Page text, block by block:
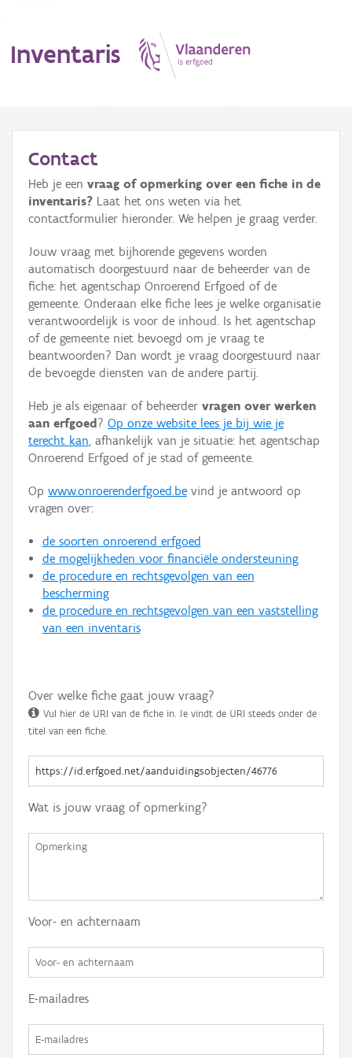
Inventaris
Erfgoedobject
Aanduidingsobject
Waarneming
Thema
Gebeurtenis
Persoon of collectief
Hergebruik
Aanmelden
Contact
Heb je een vraag of opmerking over een fiche in de
inventaris? Laat het ons weten via het
contactformulier hieronder. We helpen je graag verder.
Jouw vraag met bijhorende gegevens worden
automatisch doorgestuurd naar de beheerder van de
fiche: het agentschap Onroerend Erfgoed of de
gemeente. Onderaan elke fiche lees je welke organisatie
verantwoordelijk is voor de inhoud. Is het agentschap
of de gemeente niet bevoegd om je vraag te
beantwoorden? Dan wordt je vraag doorgestuurd naar
de bevoegde diensten van de andere partij.
Heb je als eigenaar of beheerder vragen over werken
aan erfgoed ? Op onze website lees je bij wie je
terecht kan, afhankelijk van je situatie: het agentschap
Onroerend Erfgoed of je stad of gemeente.
Op www.onroerenderfgoed.be vind je antwoord op
vragen over:
de soorten onroerend erfgoed
de mogelijkheden voor financiële ondersteuning
de procedure en rechtsgevolgen van een
bescherming
de procedure en rechtsgevolgen van een vaststelling
van een inventaris
Over welke fiche gaat jouw vraag?
Vul hier de URI van de fiche in. Je vindt de URI steeds onder de
titel van een fiche.
Wat is jouw vraag of opmerking?
Voor- en achternaam
E-mailadres